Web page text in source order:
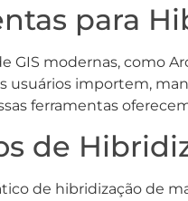
para
GIS modernas, como
usuários importem,
ferramentas
de
de hibridização de